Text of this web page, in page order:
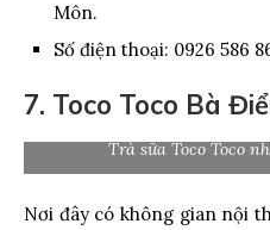
Môn.
Số điện thoại: 0926 586
7. Toco Toco Bà
Trà sữa Toco Toco
Nơi đây có không gian nội